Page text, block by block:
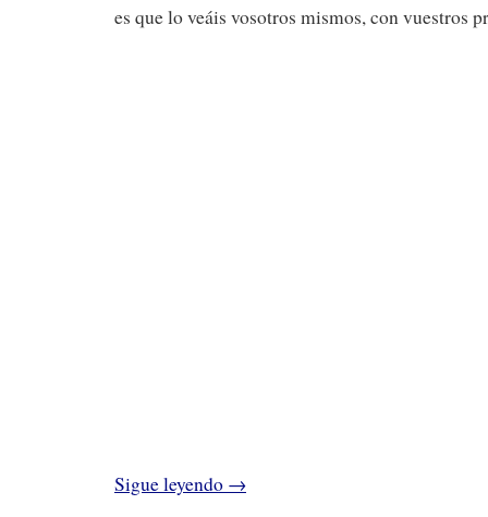
es que lo veáis vosotros mismos, con vuestros
Sigue leyendo →